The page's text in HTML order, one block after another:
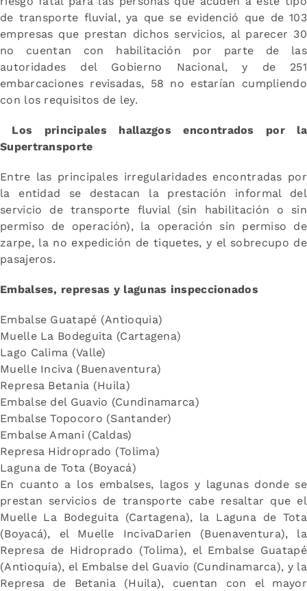
de transporte fluvial, ya que se evidenció que de 103
empresas que prestan dichos servicios, al parecer 30
no cuentan con habilitación por parte de las
autoridades del Gobierno Nacional, y de 251
embarcaciones revisadas, 58 no estarían cumpliendo
con los requisitos de ley.
Los principales hallazgos encontrados por la
Supertransporte
Entre las principales irregularidades encontradas por
la entidad se destacan la prestación informal del
servicio de transporte fluvial (sin habilitación o sin
permiso de operación), la operación sin permiso de
zarpe, la no expedición de tiquetes, y el sobrecupo de
pasajeros.
Embalses, represas y lagunas inspeccionados
Embalse Guatapé (Antioquia)
Muelle La Bodeguita (Cartagena)
Lago Calima (Valle)
Muelle Inciva (Buenaventura)
Represa Betania (Huila)
Embalse del Guavio (Cundinamarca)
Embalse Topocoro (Santander)
Embalse Amani (Caldas)
Represa Hidroprado (Tolima)
Laguna de Tota (Boyacá)
En cuanto a los embalses, lagos y lagunas donde se
prestan servicios de transporte cabe resaltar que el
Muelle La Bodeguita (Cartagena), la Laguna de Tota
(Boyacá), el Muelle IncivaDarien (Buenaventura), la
Represa de Hidroprado (Tolima), el Embalse Guatapé
(Antioquia), el Embalse del Guavio (Cundinamarca), y la
Represa de Betania (Huila), cuentan con el mayor